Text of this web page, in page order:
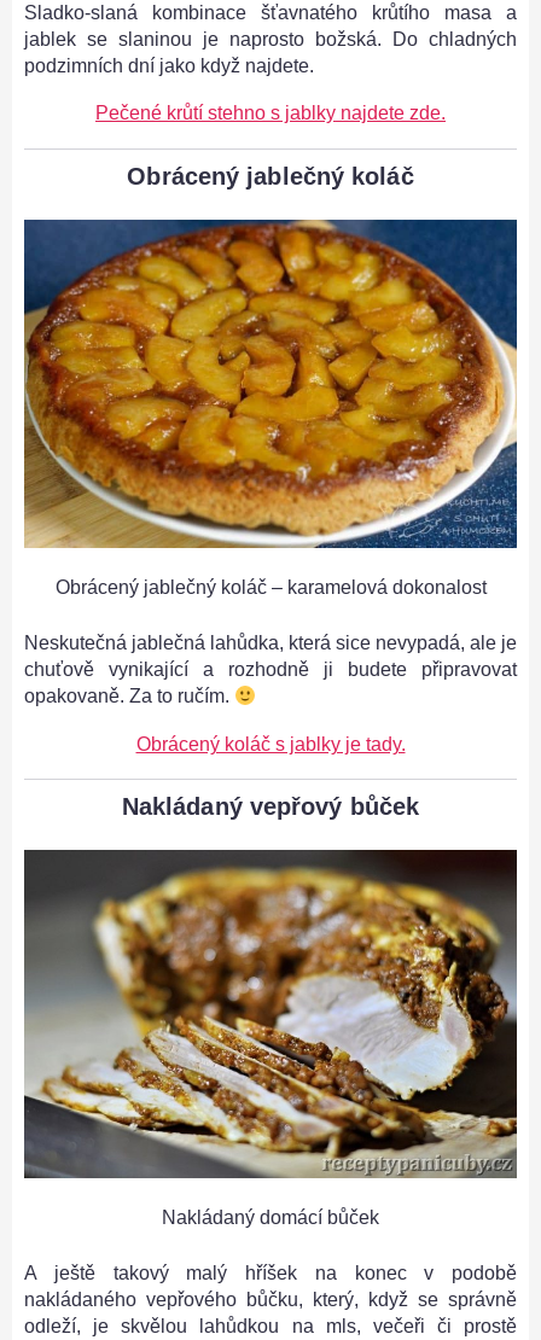
Sladko-slaná kombinace šťavnatého krůtího masa a
jablek se slaninou je naprosto božská. Do chladných
podzimních dní jako když najdete.
Pečené krůtí stehno s jablky najdete zde.
Obrácený jablečný koláč
Obrácený jablečný koláč – karamelová dokonalost
Neskutečná jablečná lahůdka, která sice nevypadá, ale je
chuťově vynikající a rozhodně ji budete připravovat
opakovaně. Za to ručím.
Obrácený koláč s jablky je tady.
Nakládaný vepřový bůček
Nakládaný domácí bůček
A ještě takový malý hříšek na konec v podobě
nakládaného vepřového bůčku, který, když se správně
odleží, je skvělou lahůdkou na mls, večeři či prostě